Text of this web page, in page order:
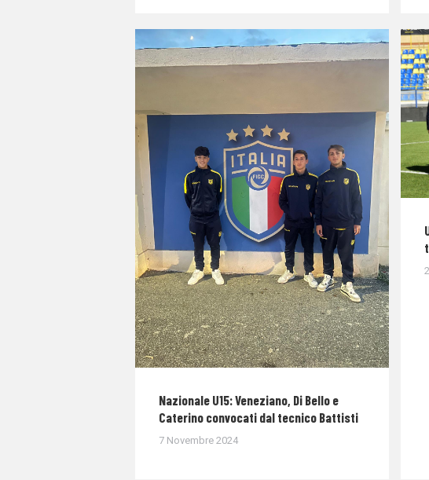
Nazionale U15: Veneziano, Di Bello e
Caterino convocati dal tecnico Battisti
7 Novembre 2024